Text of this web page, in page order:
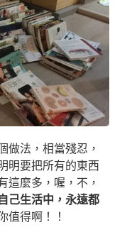
做法，相當殘忍，
明要把所有的東西
這麼多，喔，不，
己生活中，永遠都
值得啊！！